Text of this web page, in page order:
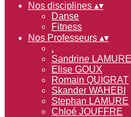
Nos disciplines ▴▾
Danse
Fitness
Nos Professeurs ▴▾
.
Sandrine LAMURE
Elise GOUX
Romain QUIGRAT
Skander WAHEBI
Stephan LAMURE
Chloé JOUFFRE